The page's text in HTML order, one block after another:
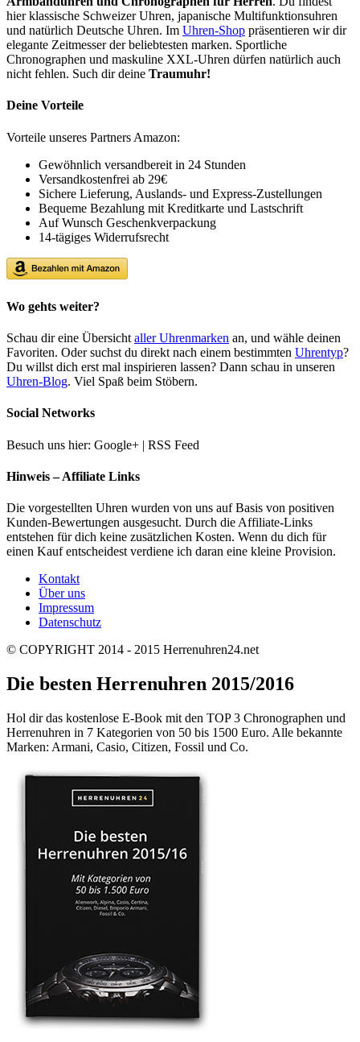
hier klassische Schweizer Uhren, japanische Multifunktionsuhren
und natürlich Deutsche Uhren. Im Uhren-Shop präsentieren wir dir
elegante Zeitmesser der beliebtesten marken. Sportliche
Chronographen und maskuline XXL-Uhren dürfen natürlich auch
nicht fehlen. Such dir deine Traumuhr!
Deine Vorteile
Vorteile unseres Partners Amazon:
Gewöhnlich versandbereit in 24 Stunden
Versandkostenfrei ab 29€
Sichere Lieferung, Auslands- und Express-Zustellungen
Bequeme Bezahlung mit Kreditkarte und Lastschrift
Auf Wunsch Geschenkverpackung
14-tägiges Widerrufsrecht
Wo gehts weiter?
Schau dir eine Übersicht aller Uhrenmarken an, und wähle deinen
Favoriten. Oder suchst du direkt nach einem bestimmten Uhrentyp?
Du willst dich erst mal inspirieren lassen? Dann schau in unseren
Uhren-Blog. Viel Spaß beim Stöbern.
Social Networks
Besuch uns hier: Google+ | RSS Feed
Hinweis – Affiliate Links
Die vorgestellten Uhren wurden von uns auf Basis von positiven
Kunden-Bewertungen ausgesucht. Durch die Affiliate-Links
entstehen für dich keine zusätzlichen Kosten. Wenn du dich für
einen Kauf entscheidest verdiene ich daran eine kleine Provision.
Kontakt
Über uns
Impressum
Datenschutz
© COPYRIGHT 2014 - 2015 Herrenuhren24.net
Die besten Herrenuhren 2015/2016
Hol dir das kostenlose E-Book mit den TOP 3 Chronographen und
Herrenuhren in 7 Kategorien von 50 bis 1500 Euro. Alle bekannte
Marken: Armani, Casio, Citizen, Fossil und Co.